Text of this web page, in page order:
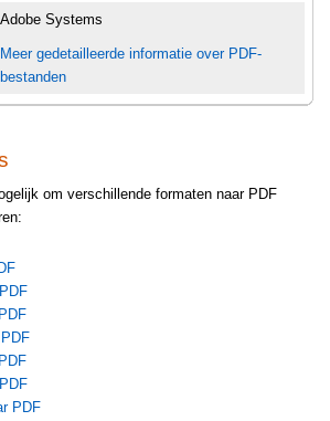
Adobe Systems
Meer gedetailleerde informatie over PDF-
bestanden
om verschillende formaten naar PDF
PDF